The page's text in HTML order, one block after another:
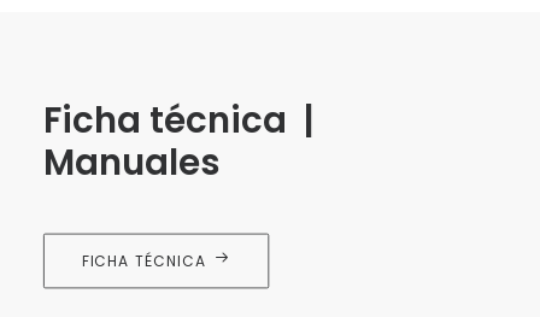
Hospitales y clínicas
Ficha técnica |
Manuales
FICHA TÉCNICA